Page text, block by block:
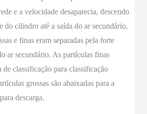
e a velocidade desaparecia, descendo
do cilindro até a saída do ar secundário,
e finas eram separadas pela forte
ar secundário. As partículas finas
de classificação para classificação
grossas são abaixadas para a
descarga.